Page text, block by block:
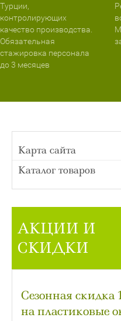
Турции,
контролирующих
качество производства.
Обязательная
стажировка персонала
до 3 месяцев
Карта сайта
Каталог товаров
АКЦИИ И
СКИДКИ
Сезонная скидка
на пластиковые